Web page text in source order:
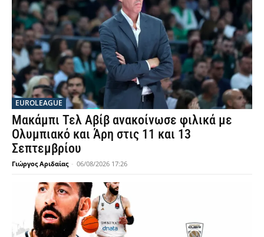
EUROLEAGUE
Μακάμπι Τελ Αβίβ ανακοίνωσε φιλικά με
Ολυμπιακό και Άρη στις 11 και 13
Σεπτεμβρίου
Γιώργος Αριδαίας - 06/08/2026 17:26